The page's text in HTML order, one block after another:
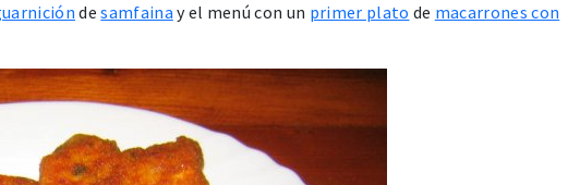
desamfaina y el menú con un primer plato de macarrones con